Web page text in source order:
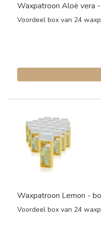
Waxpatroon Aloë vera
Voordeel box van 24
Waxpatroon Lemon -
Voordeel box van 24